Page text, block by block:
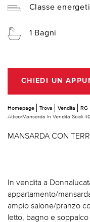
Classe
1 Bagni
CHIEDI UN
Homepage Trova Vendita RG
Attico/Mansarda In Vendita Scicli
MANSARDA CON
In vendita a
appartamento/
ampio salone/pranzo
letto, bagno e